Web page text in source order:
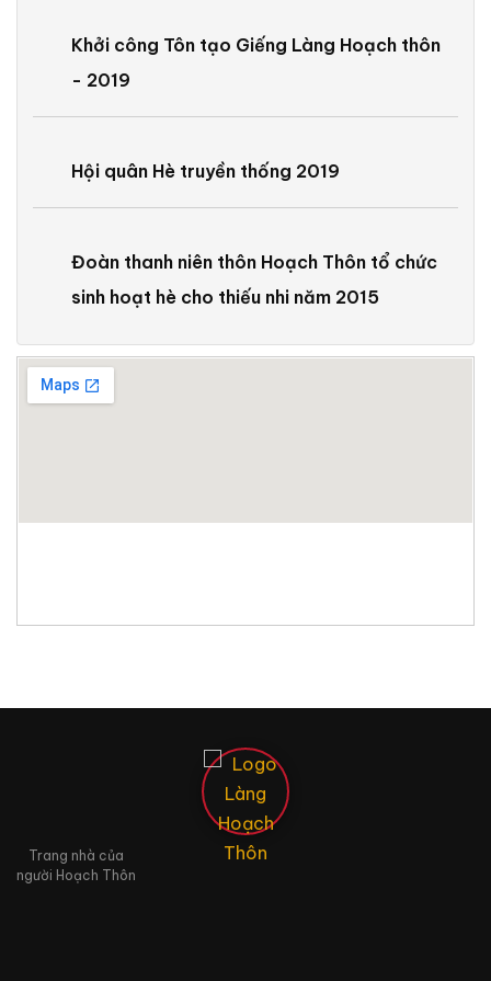
Khởi công Tôn tạo Giếng Làng Hoạch thôn
- 2019
Hội quân Hè truyền thống 2019
Đoàn thanh niên thôn Hoạch Thôn tổ chức
sinh hoạt hè cho thiếu nhi năm 2015
Trang nhà của
người Hoạch Thôn